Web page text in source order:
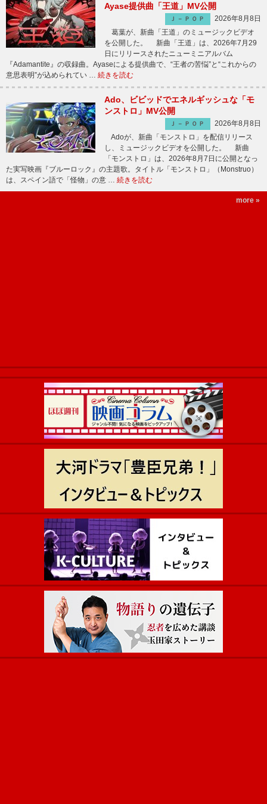
Ayase提供曲「王道」MV公開
Ｊ－ＰＯＰ
2026年8月8日
葛葉が、新曲「王道」のミュージックビデオ
を公開した。 新曲「王道」は、2026年7月29
日にリリースされたニューミニアルバム
『Adamantite』の収録曲。Ayaseによる提供曲で、“王者の苦悩”と“これからの
意思表明”が込められてい … 続きを読む
Ado、ビビッドでエネルギッシュな「モ
ンストロ」MV公開
Ｊ－ＰＯＰ
2026年8月8日
Adoが、新曲「モンストロ」を配信リリース
し、ミュージックビデオを公開した。 新曲
「モンストロ」は、2026年8月7日に公開となっ
た実写映画『ブルーロック』の主題歌。タイトル「モンストロ」（Monstruo）
は、スペイン語で「怪物」の意 … 続きを読む
more »